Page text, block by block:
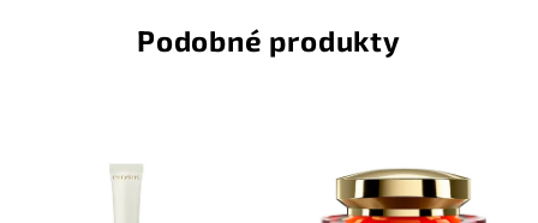
Podobné produkty